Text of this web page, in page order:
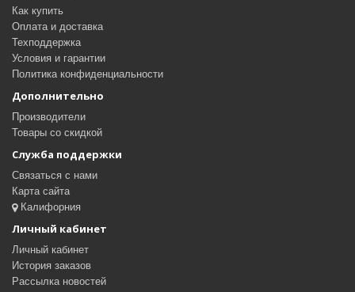
Как купить
Оплата и доставка
Техподдержка
Условия и гарантии
Политика конфиденциальности
Дополнительно
Производители
Товары со скидкой
Служба поддержки
Связаться с нами
Карта сайта
Калифорния
Личный кабинет
Личный кабинет
История заказов
Рассылка новостей